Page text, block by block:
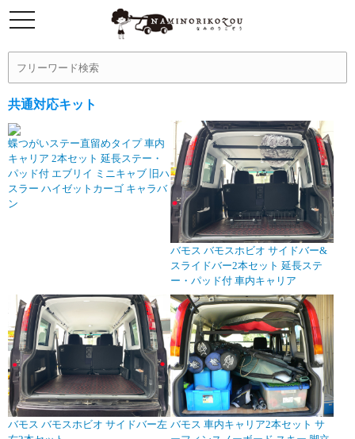
共通対応キット
蝶つがいステー直留めタイプ 車内
キャリア 2本セット 延長ステー・
パッド付 エブリイ ミニキャブ 旧ハ
スラー ハイゼットカーゴ キャラバ
ン
バモス バモスホビオ サイドバー&
スライドバー2本セット 延長ステ
ー・パッド付 車内キャリア
バモス バモスホビオ サイドバー左 バモス 車内キャリア2本セット サ